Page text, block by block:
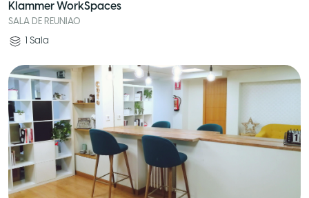
Klammer WorkSpaces
SALA DE REUNIAO
1 Sala